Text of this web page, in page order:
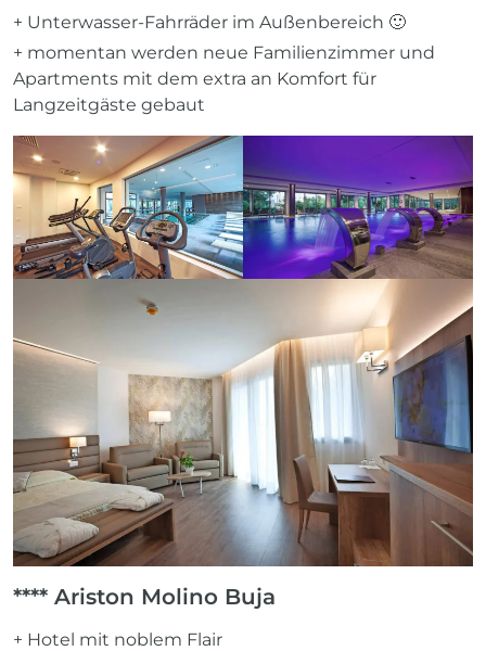
+ Unterwasser-Fahrräder im Außenbereich 🙂
+ momentan werden neue Familienzimmer und
Apartments mit dem extra an Komfort für
Langzeitgäste gebaut
**** Ariston Molino Buja
+ Hotel mit noblem Flair